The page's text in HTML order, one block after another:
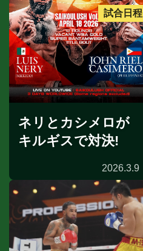
試合日程
ネリとカシメロが
キルギスで対決!
2026.3.9